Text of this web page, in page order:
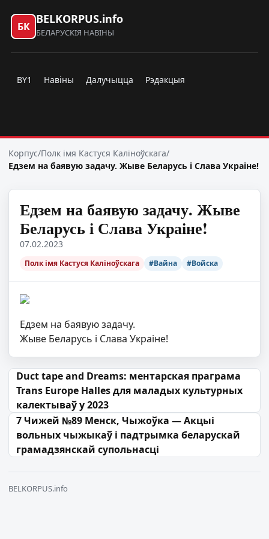
БК
BELKORPUS.info
БЕЛАРУСКІЯ НАВІНЫ
BY1 Навіны Далучыцца Рэдакцыя
Корпус/Полк імя Кастуся Каліноўскага/
Едзем на баявую задачу. Жыве Беларусь і Слава Украіне!
Едзем на баявую задачу. Жыве
Беларусь і Слава Украіне!
07.02.2023
Полк імя Кастуся Каліноўскага #Вайна #Войска
Едзем на баявую задачу.
Жыве Беларусь і Слава Украіне!
Навігацыя па запісах
Duct tape and Dreams: ментарская праграма
Trans Europe Halles для маладых культурных
калектываў у 2023
7 Чижей №89 Менск, Чыжоўка — Акцыі
вольных чыжыкаў і падтрымка беларускай
грамадзянскай супольнасці
BELKORPUS.info